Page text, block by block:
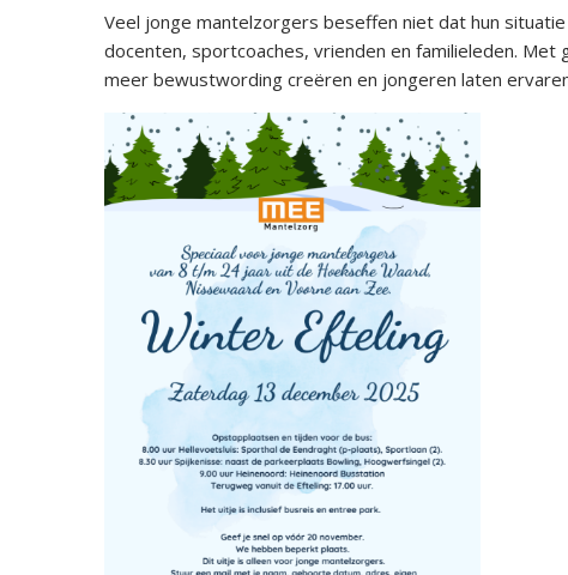
Veel jonge mantelzorgers beseffen niet dat hun
docenten, sportcoaches, vrienden en familieleden.
meer bewustwording creëren en jongeren laten